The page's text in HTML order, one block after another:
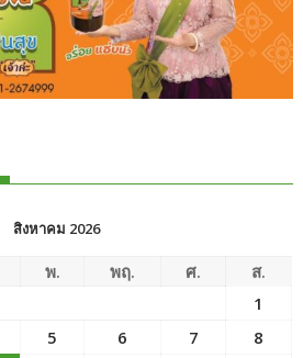
สิงหาคม 2026
พ. พฤ. ศ.
ส.
1
5 6 7
8